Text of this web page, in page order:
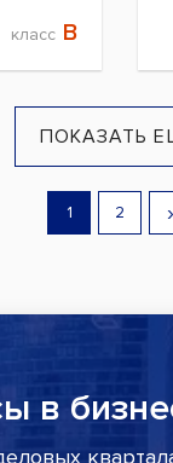
класс B
ПОКАЗАТЬ
1 2 ›
в